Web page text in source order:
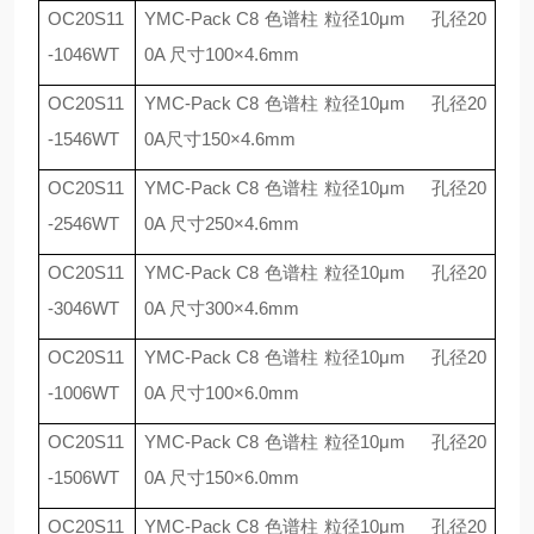
OC20S11
-1046WT
YMC-Pack C8 色谱柱 粒径10μm 孔径20
0A 尺寸100×4.6mm
OC20S11
-1546WT
YMC-Pack C8 色谱柱 粒径10μm 孔径20
0A尺寸150×4.6mm
OC20S11
-2546WT
YMC-Pack C8 色谱柱 粒径10μm 孔径20
0A 尺寸250×4.6mm
OC20S11
-3046WT
YMC-Pack C8 色谱柱 粒径10μm 孔径20
0A 尺寸300×4.6mm
OC20S11
-1006WT
YMC-Pack C8 色谱柱 粒径10μm 孔径20
0A 尺寸100×6.0mm
OC20S11
-1506WT
YMC-Pack C8 色谱柱 粒径10μm 孔径20
0A 尺寸150×6.0mm
OC20S11 YMC-Pack C8 色谱柱 粒径10μm 孔径20